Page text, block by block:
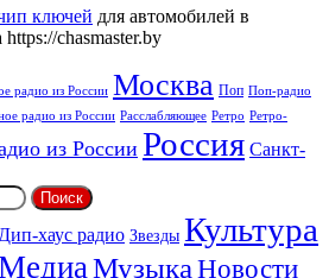
ключей для автомобилей в
chasmaster.by
радио из России Москва Поп Поп-радио
радио из России Расслабляющее Ретро Ретро-
из России Россия Санкт-
Дип-хаус радио Звезды Культура
МузыкаНовости